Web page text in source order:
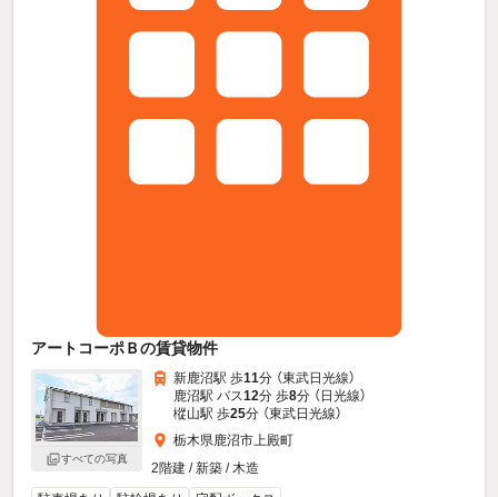
アートコーポＢの賃貸物件
すべての写真
新鹿沼駅 歩11分 （東武日光線）
鹿沼駅 バス12分 歩8分 （日光線）
樅山駅 歩25分 （東武日光線）
栃木県鹿沼市上殿町
2階建 / 新築 / 木造